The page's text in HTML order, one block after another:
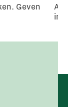
Geven
in